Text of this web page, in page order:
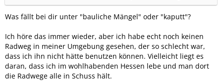
Was fällt bei dir unter "bauliche Mängel" oder "kaputt"?
Ich höre das immer wieder, aber ich habe echt noch keinen
Radweg in meiner Umgebung gesehen, der so schlecht war,
dass ich ihn nicht hätte benutzen können. Vielleicht liegt es
daran, dass ich im wohlhabenden Hessen lebe und man dort
die Radwege alle in Schuss hält.